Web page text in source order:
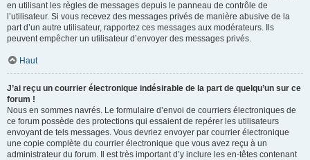
en utilisant les règles de messages depuis le panneau de contrôle de
l’utilisateur. Si vous recevez des messages privés de manière abusive de la
part d’un autre utilisateur, rapportez ces messages aux modérateurs. Ils
peuvent empêcher un utilisateur d’envoyer des messages privés.
Haut
J’ai reçu un courrier électronique indésirable de la part de quelqu’un sur ce
forum !
Nous en sommes navrés. Le formulaire d’envoi de courriers électroniques de
ce forum possède des protections qui essaient de repérer les utilisateurs
envoyant de tels messages. Vous devriez envoyer par courrier électronique
une copie complète du courrier électronique que vous avez reçu à un
administrateur du forum. Il est très important d’y inclure les en-têtes contenant